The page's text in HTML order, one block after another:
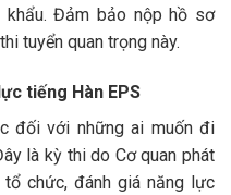
Đảm bảo nộp hồ sơ
tuyển quan trọng này.
tiếng Hàn EPS
đối với những ai muốn đi
là kỳ thi do Cơ quan phát
tổ chức, đánh giá năng lực